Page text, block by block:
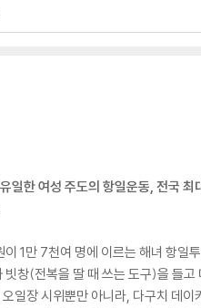
일한 여성 주도의 항일운동, 전국
1만 7천여 명에 이르는 해녀 항일
창(전복을 딸 때 쓰는 도구)을 들고
일장 시위뿐만 아니라, 다구치 데